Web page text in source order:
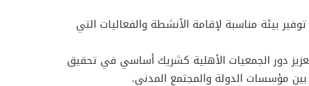
بيئة مناسبة لإقامة الأنشطة والفعاليات التي
دور الجمعيات الأهلية كشريك أساسي في تحقيق
مؤسسات الدولة والمجتمع المدني.